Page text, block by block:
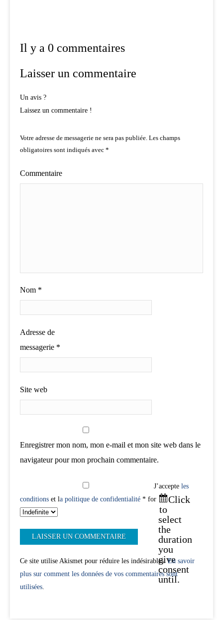
Il y a 0 commentaires
Laisser un commentaire
Un avis ?
Laissez un commentaire !
Votre adresse de messagerie ne sera pas publiée. Les champs
obligatoires sont indiqués avec *
Commentaire
Nom *
Adresse de
messagerie *
Site web
Enregistrer mon nom, mon e-mail et mon site web dans le
navigateur pour mon prochain commentaire.
J’accepte les
conditions et la politique de confidentialité * for
Click
to
select
the
duration
you
give
consent
until.
Ce site utilise Akismet pour réduire les indésirables.En savoir
plus sur comment les données de vos commentaires sont
utilisées.